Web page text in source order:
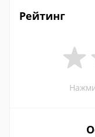
Рейтинг